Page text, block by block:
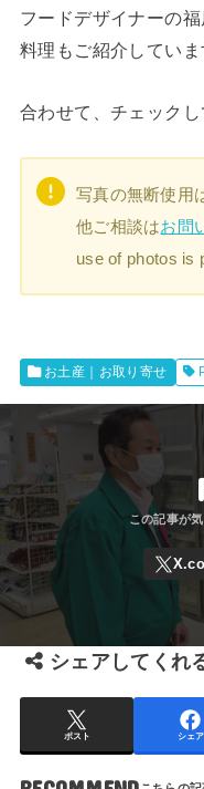
フードデザイナーの
料理もご紹介していま
合わせて、チェックし
写真の無断使用
他ご相談はお問
use of photos is
お土産｜お取り寄せ
シェアしてくれ
ポスト シェア